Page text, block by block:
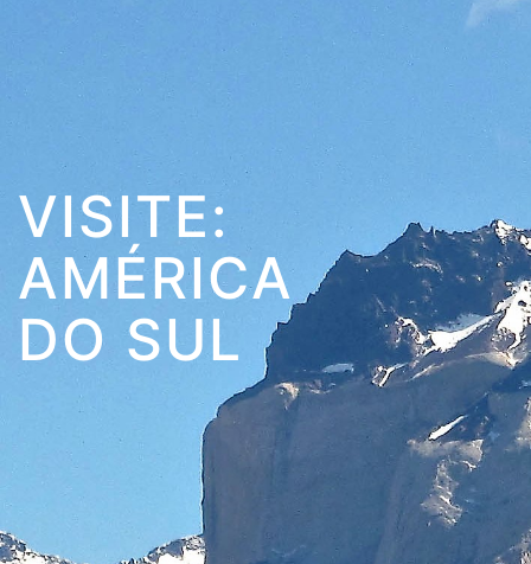
VISITE:
AMÉRICA
DO SUL